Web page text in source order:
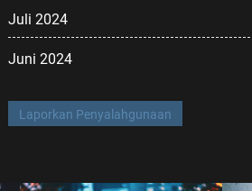
Juli 2024
Juni 2024
Laporkan Penyalahgunaan